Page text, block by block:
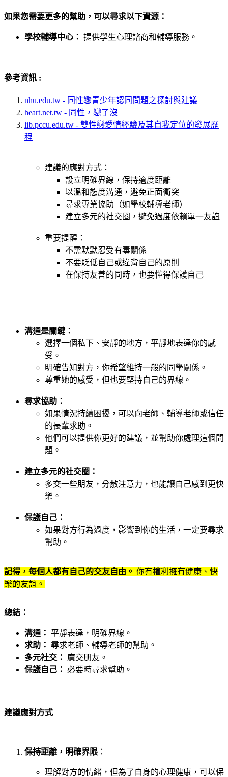
如果您需要更多的幫助，可以尋求以下資源：
學校輔導中心： 提供學生心理諮商和輔導服務。
參考資訊 :
nhu.edu.tw - 同性戀青少年認同問題之探討與建議
heart.net.tw - 同性，戀了沒
lib.pccu.edu.tw - 雙性戀愛情經驗及其自我定位的發展歷
程
建議的應對方式：
設立明確界線，保持適度距離
以溫和態度溝通，避免正面衝突
尋求專業協助（如學校輔導老師）
建立多元的社交圈，避免過度依賴單一友誼
重要提醒：
不需默默忍受有毒關係
不要貶低自己或違背自己的原則
在保持友善的同時，也要懂得保護自己
溝通是關鍵：
選擇一個私下、安靜的地方，平靜地表達你的感
受。
明確告知對方，你希望維持一般的同學關係。
尊重她的感受，但也要堅持自己的界線。
尋求協助：
如果情況持續困擾，可以向老師、輔導老師或信任
的長輩求助。
他們可以提供你更好的建議，並幫助你處理這個問
題。
建立多元的社交圈：
多交一些朋友，分散注意力，也能讓自己感到更快
樂。
保護自己：
如果對方行為過度，影響到你的生活，一定要尋求
幫助。
記得，每個人都有自己的交友自由。 你有權利擁有健康、快
樂的友誼。
總結：
溝通： 平靜表達，明確界線。
求助： 尋求老師、輔導老師的幫助。
多元社交：
廣交朋友。
保護自己： 必要時尋求幫助。
建議應對方式
保持距離，明確界限 ：
理解對方的情緒，但為了自身的心理健康，可以保